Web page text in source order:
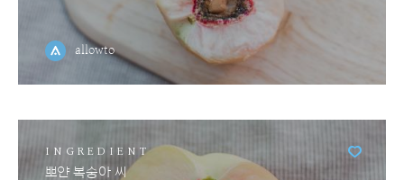
allowto
INGREDIENT
뽀얀 복숭아 씨